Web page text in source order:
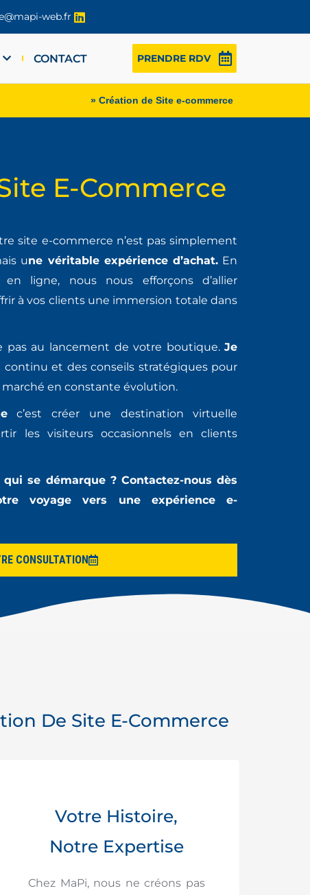
web.fr
CONTACT PRENDRE RDV
» Création de Site e-commerce
E-Commerce
site e-commerce n’est pas simplement
une véritable expérience d’achat. En
ligne, nous nous efforçons d’allier
à vos clients une immersion totale dans
pas au lancement de votre boutique.Je
et des conseils stratégiques pour
en constante évolution.
c’est créer une destination virtuelle
les visiteurs occasionnels en clients
se démarque ? Contactez-nous dès
voyage vers une expérience e-
CONSULTATION
De Site E-Commerce
Votre Histoire,
Notre Expertise
Chez MaPi, nous ne créons pas